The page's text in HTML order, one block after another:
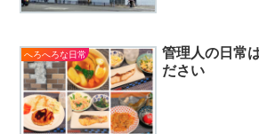
へろへろな日常
管理人の日常
ださい